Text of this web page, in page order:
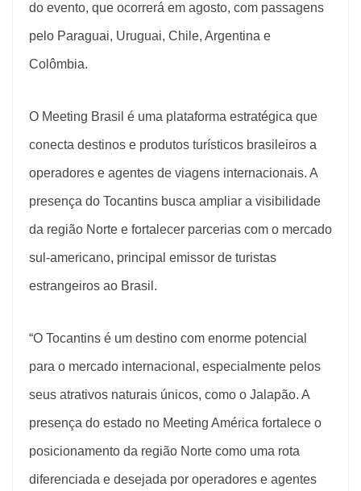
do evento, que ocorrerá em agosto, com passagens
pelo Paraguai, Uruguai, Chile, Argentina e
Colômbia.
O Meeting Brasil é uma plataforma estratégica que
conecta destinos e produtos turísticos brasileiros a
operadores e agentes de viagens internacionais. A
presença do Tocantins busca ampliar a visibilidade
da região Norte e fortalecer parcerias com o mercado
sul-americano, principal emissor de turistas
estrangeiros ao Brasil.
“O Tocantins é um destino com enorme potencial
para o mercado internacional, especialmente pelos
seus atrativos naturais únicos, como o Jalapão. A
presença do estado no Meeting América fortalece o
posicionamento da região Norte como uma rota
diferenciada e desejada por operadores e agentes